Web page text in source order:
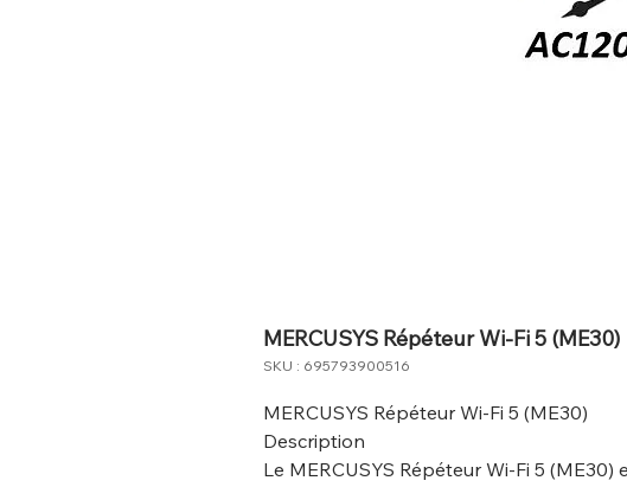
MERCUSYS Répéteur Wi-Fi 5 (ME30)
SKU : 695793900516
MERCUSYS Répéteur Wi-Fi 5 (ME30)
Description
Le MERCUSYS Répéteur Wi-Fi 5